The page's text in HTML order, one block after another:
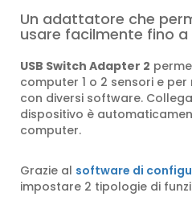
Un adattatore che
usare facilmente fino a
USB Switch Adapter 2
computer 1 o 2 sensori e
con diversi software.
dispositivo è
computer.
Grazie al software di
impostare 2 tipologie di